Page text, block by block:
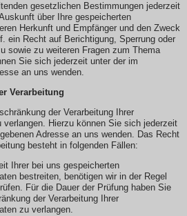
gesetzlichen Bestimmungen jederzeit
über Ihre gespeicherten
Herkunft und Empfänger und den Zweck
ein Recht auf Berichtigung, Sperrung oder
sowie zu weiteren Fragen zum Thema
Sie sich jederzeit unter der im
an uns wenden.
Verarbeitung
der Verarbeitung Ihrer
verlangen. Hierzu können Sie sich jederzeit
Adresse an uns wenden. Das Recht
besteht in folgenden Fällen:
Ihrer bei uns gespeicherten
bestreiten, benötigen wir in der Regel
Für die Dauer der Prüfung haben Sie
der Verarbeitung Ihrer
zu verlangen.